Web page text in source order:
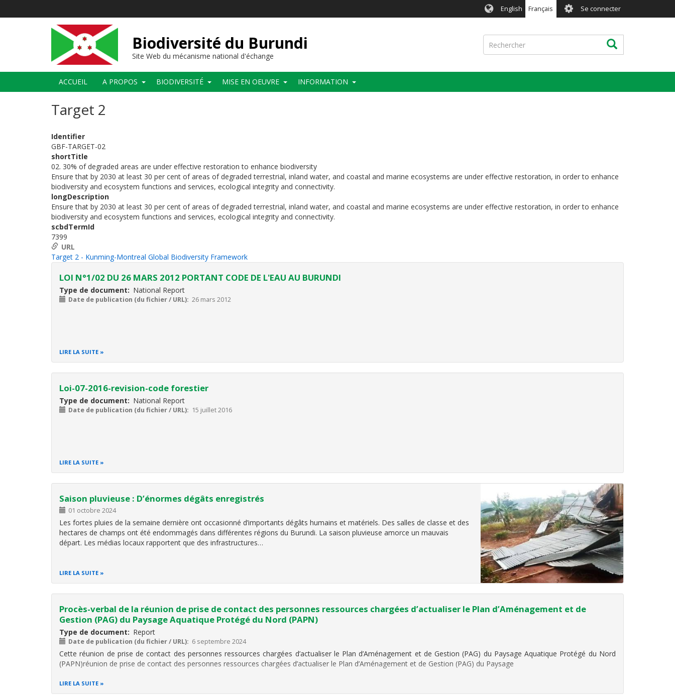
English Français User
account
menu
Se connecter
Biodiversité du Burundi
Site Web du mécanisme national d'échange
Rechercher Rechercher
Main
navigation
ACCUEIL A PROPOS BIODIVERSITÉ MISE EN OEUVRE INFORMATION
Target 2
Identifier
GBF-TARGET-02
shortTitle
02. 30% of degraded areas are under effective restoration to enhance biodiversity
Ensure that by 2030 at least 30 per cent of areas of degraded terrestrial, inland water, and coastal and marine ecosystems are under effective restoration, in order to enhance
biodiversity and ecosystem functions and services, ecological integrity and connectivity.
longDescription
Ensure that by 2030 at least 30 per cent of areas of degraded terrestrial, inland water, and coastal and marine ecosystems are under effective restoration, in order to enhance
biodiversity and ecosystem functions and services, ecological integrity and connectivity.
scbdTermId
7399
URL
Target 2 - Kunming-Montreal Global Biodiversity Framework
LOI N°1/02 DU 26 MARS 2012 PORTANT CODE DE L'EAU AU BURUNDI
Type de document National Report
Date de publication (du fichier / URL) 26 mars 2012
LIRE LA SUITE
Loi-07-2016-revision-code forestier
Type de document National Report
Date de publication (du fichier / URL) 15 juillet 2016
LIRE LA SUITE
Saison pluvieuse : D’énormes dégâts enregistrés
01 octobre 2024
Les fortes pluies de la semaine dernière ont occasionné d’importants dégâts humains et matériels. Des salles de classe et des
hectares de champs ont été endommagés dans différentes régions du Burundi. La saison pluvieuse amorce un mauvais
départ. Les médias locaux rapportent que des infrastructures…
LIRE LA SUITE
Procès-verbal de la réunion de prise de contact des personnes ressources chargées d’actualiser le Plan d’Aménagement et de
Gestion (PAG) du Paysage Aquatique Protégé du Nord (PAPN)
Type de document Report
Date de publication (du fichier / URL) 6 septembre 2024
Cette réunion de prise de contact des personnes ressources chargées d’actualiser le Plan d’Aménagement et de Gestion (PAG) du Paysage Aquatique Protégé du Nord
(PAPN)réunion de prise de contact des personnes ressources chargées d’actualiser le Plan d’Aménagement et de Gestion (PAG) du Paysage
LIRE LA SUITE